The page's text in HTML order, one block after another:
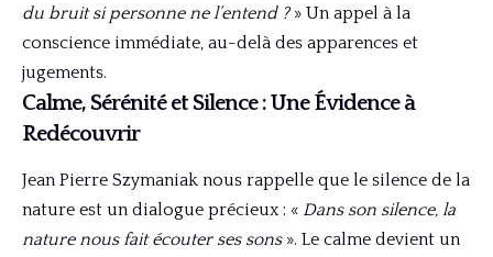
du bruit si personne ne l’entend ?» Un appel à la
conscience immédiate, au-delà des apparences et
jugements.
Calme, Sérénité et Silence : Une Évidence à
Redécouvrir
Jean Pierre Szymaniak nous rappelle que le silence de la
nature est un dialogue précieux : « Dans son silence, la
nature nous fait écouter ses sons». Le calme devient un